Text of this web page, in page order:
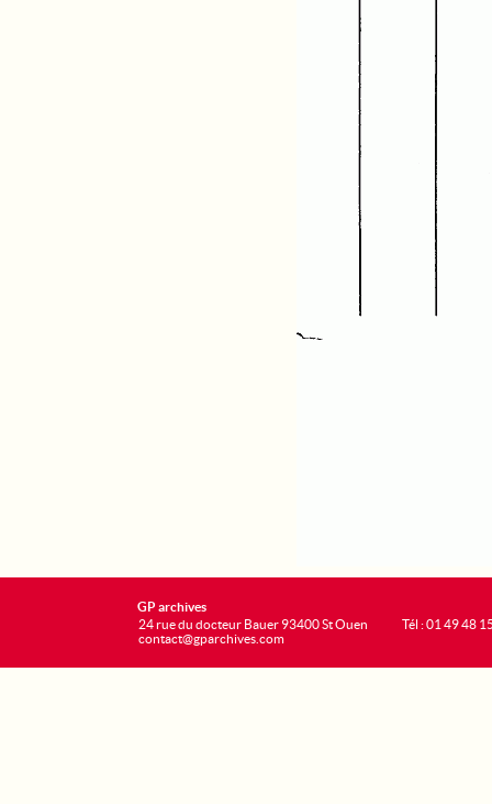
GP archives
24 rue du docteur Bauer 93400 St Ouen
contact@gparchives.com
Tél : 01 49 48